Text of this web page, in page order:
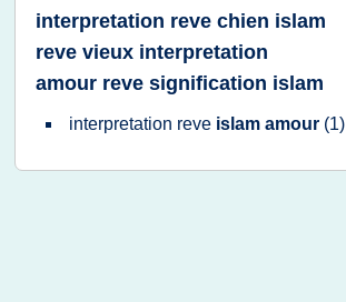
interpretation reve chien islam
reve vieux interpretation
amour reve signification islam
interpretation reve islam amour (1)